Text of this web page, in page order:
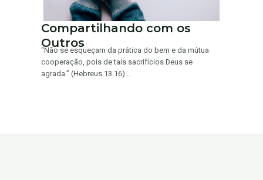
Compartilhando com os
Outros
“Não se esqueçam da prática do bem e da mútua
cooperação, pois de tais sacrifícios Deus se
agrada.” (Hebreus 13.16)...